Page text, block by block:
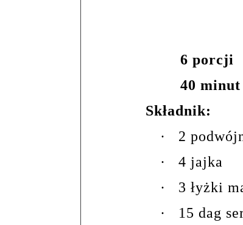
6 porcji
40 minut
Składnik:
·
2
·
4 jajka
·
3 łyżki
·
15 dag